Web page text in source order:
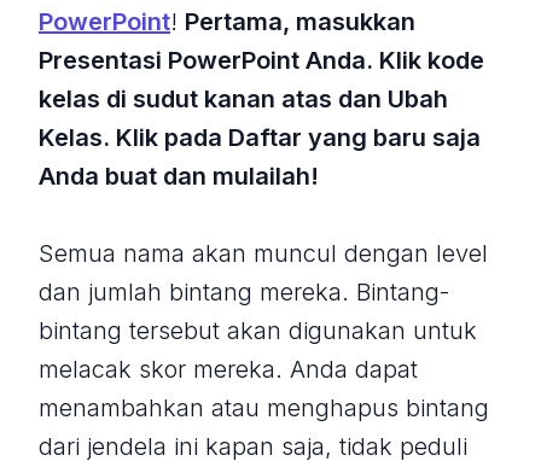
PowerPoint! Pertama, masukkan
Presentasi PowerPoint Anda. Klik kode
kelas di sudut kanan atas dan Ubah
Kelas. Klik pada Daftar yang baru saja
Anda buat dan mulailah!
Semua nama akan muncul dengan level
dan jumlah bintang mereka. Bintang-
bintang tersebut akan digunakan untuk
melacak skor mereka. Anda dapat
menambahkan atau menghapus bintang
dari jendela ini kapan saja, tidak peduli